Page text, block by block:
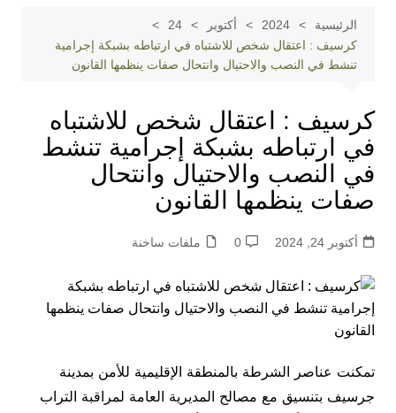
الرئيسية 2024 أكتوبر
24
كرسيف : اعتقال شخص للاشتباه في ارتباطه بشبكة إجرامية
تنشط في النصب والاحتيال وانتحال صفات ينظمها القانون
كرسيف : اعتقال شخص للاشتباه
في ارتباطه بشبكة إجرامية تنشط
في النصب والاحتيال وانتحال
صفات ينظمها القانون
أكتوبر 24, 2024 0 ملفات ساخنة
تمكنت عناصر الشرطة بالمنطقة الإقليمية للأمن بمدينة
جرسيف بتنسيق مع مصالح المديرية العامة لمراقبة التراب